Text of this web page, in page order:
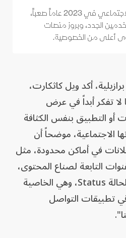
واجهت منصات التواصل الاجتماعي في 2023 عاماً صعباً،
الجدد، وبروز منصات
أعلى من الخصوصية.
أكد ويل كاثكارت،
تفكر أبداً في عرض
أو التطبيق بنفس الكثافة
الاجتماعية، موضحاً أن
في أماكن محدودة، مثل
التابعة لصناع المحتوى،
وكذلك داخل تحديثات الحالة Status، وهي الخاصية
تطبيقات التواصل